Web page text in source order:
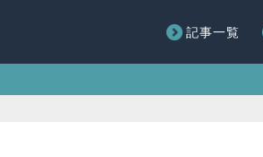
記事一覧